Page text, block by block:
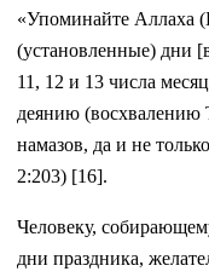
«Упоминайте Аллаха
(установленные) дни
11, 12 и 13 числа
деянию (восхвалению
намазов, да и не
2:203) [16].
Человеку,
дни праздника,